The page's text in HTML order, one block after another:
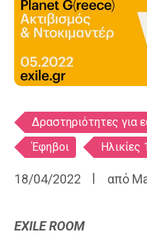
Ετικέτες
Δραστηριότητες για
Έφηβοι
Ηλικίες
18/04/2022 από
EXILE ROOM